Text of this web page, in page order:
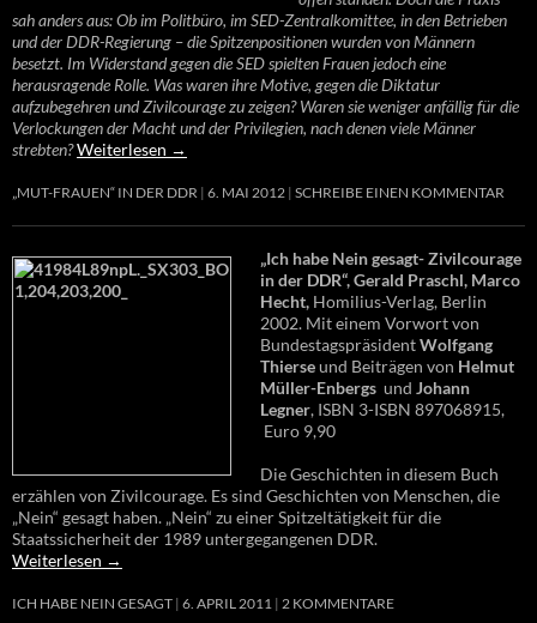
sah anders aus: Ob im Politbüro, im SED-Zentralkomittee, in den Betrieben
und der DDR-Regierung – die Spitzenpositionen wurden von Männern
besetzt. Im Widerstand gegen die SED spielten Frauen jedoch eine
herausragende Rolle. Was waren ihre Motive, gegen die Diktatur
aufzubegehren und Zivilcourage zu zeigen? Waren sie weniger anfällig für die
Verlockungen der Macht und der Privilegien, nach denen viele Männer
strebten?Weiterlesen →
„MUT-FRAUEN“ IN DER DDR 6. MAI 2012 SCHREIBE EINEN KOMMENTAR
„Ich habe Nein gesagt- Zivilcourage
in der DDR“, Gerald Praschl, Marco
Hecht, Homilius-Verlag, Berlin
2002. Mit einem Vorwort von
BundestagspräsidentWolfgang
Thierseund Beiträgen von Helmut
Müller-Enbergs und Johann
Legner, ISBN 3-ISBN 897068915,
Euro 9,90
Die Geschichten in diesem Buch
erzählen von Zivilcourage. Es sind Geschichten von Menschen, die
„Nein“ gesagt haben. „Nein“ zu einer Spitzeltätigkeit für die
Staatssicherheit der 1989 untergegangenen DDR.
Weiterlesen →
ICH HABE NEIN GESAGT 6. APRIL 2011 2 KOMMENTARE